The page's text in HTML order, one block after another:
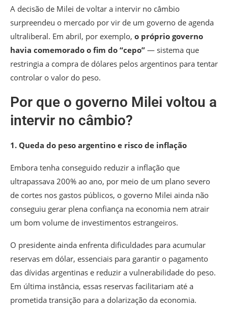
A decisão de Milei de voltar a intervir no câmbio
surpreendeu o mercado por vir de um governo de agenda
ultraliberal. Em abril, por exemplo, o próprio governo
havia comemorado o fim do “cepo” — sistema que
restringia a compra de dólares pelos argentinos para tentar
controlar o valor do peso.
Por que o governo Milei voltou a
intervir no câmbio?
1. Queda do peso argentino e risco de inflação
Embora tenha conseguido reduzir a inflação que
ultrapassava 200% ao ano, por meio de um plano severo
de cortes nos gastos públicos, o governo Milei ainda não
conseguiu gerar plena confiança na economia nem atrair
um bom volume de investimentos estrangeiros.
O presidente ainda enfrenta dificuldades para acumular
reservas em dólar, essenciais para garantir o pagamento
das dívidas argentinas e reduzir a vulnerabilidade do peso.
Em última instância, essas reservas facilitariam até a
prometida transição para a dolarização da economia.